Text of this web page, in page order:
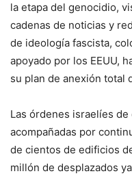
la etapa del genocidio,
cadenas de noticias y
de ideología fascista,
apoyado por los EEUU,
su plan de anexión total
Las órdenes israelíes de
acompañadas por
de cientos de edificios
millón de desplazados